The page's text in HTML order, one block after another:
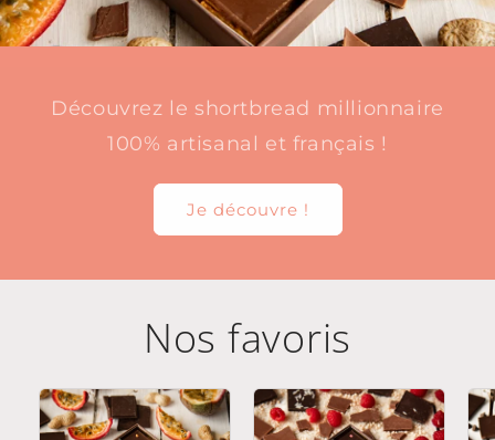
Découvrez le shortbread millionnaire
100% artisanal et français !
Je découvre !
Nos favoris